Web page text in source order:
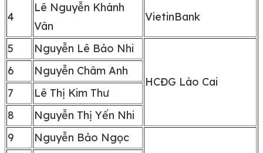
4
Lê Nguyễn Khánh
Vân
VietinBank
5 Nguyễn Lê Bảo Nhi
HCĐG Lào Cai
6
Nguyễn Châm Anh
7
Lê Thị Kim Thư
8
Nguyễn Thị Yến Nhi
9
Nguyễn Bảo Ngọc